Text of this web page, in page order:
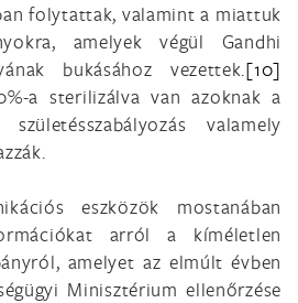
folytattak, valamint a miattuk
amelyek végül Gandhi
bukásához vezettek.[10]
a sterilizálva van azoknak a
valamely
eszközök mostanában
arról a kíméletlen
amelyet az elmúlt évben
Minisztérium ellenőrzése